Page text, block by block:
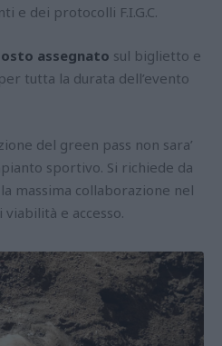
e dei protocolli F.I.G.C.
assegnato sul biglietto e
tutta la durata dell’evento
del green pass non sara’
sportivo. Si richiede da
massima collaborazione nel
e accesso.